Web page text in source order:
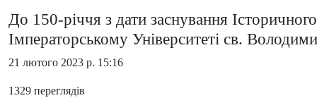
До 150-річчя з дати заснування
Імператорському Університеті св.
21 лютого 2023 р. 15:16
1329 переглядів